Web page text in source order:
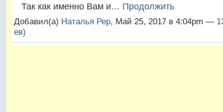
Так как именно Вам и… Продолжить
Добавил(а) Наталья Рер, Май 25, 2017 в 4:04pm —
ев)